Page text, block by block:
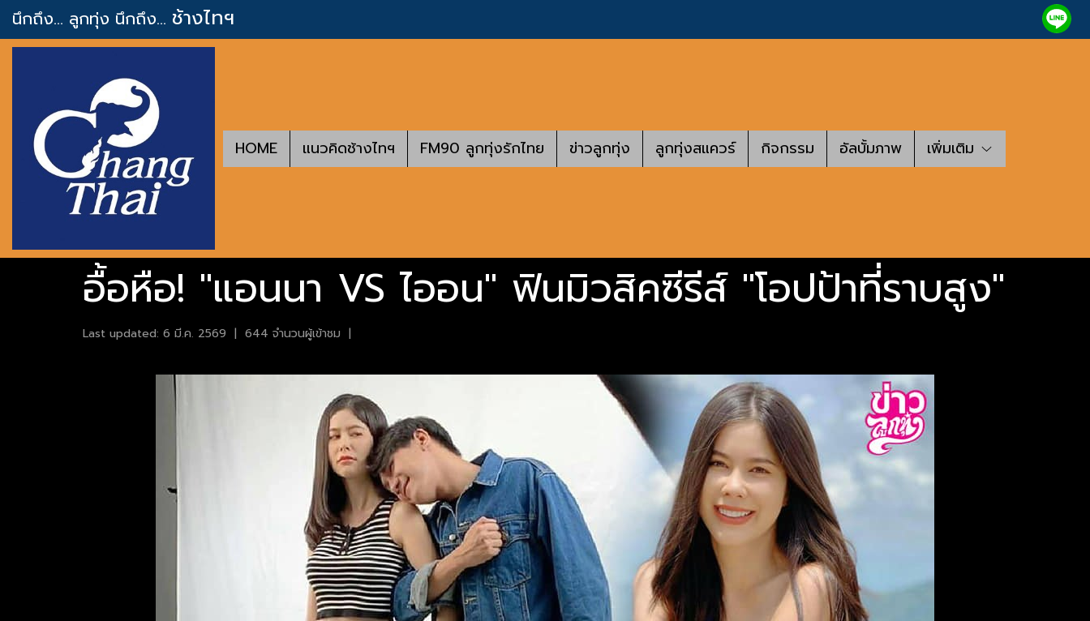
นึกถึง... ลูกทุ่ง นึกถึง... ช้างไทฯ
HOME แนวคิดช้างไทฯ FM90 ลูกทุ่งรักไทย ข่าวลูกทุ่ง ลูกทุ่งสแควร์ กิจกรรม อัลบั้มภาพ เพิ่มเติม
อื้อหือ! "แอนนา VS ไออน" ฟินมิวสิคซีรีส์ "โอปป้าที่ราบสูง"
Last updated: 6 มี.ค. 2569 | 644 จำนวนผู้เข้าชม |